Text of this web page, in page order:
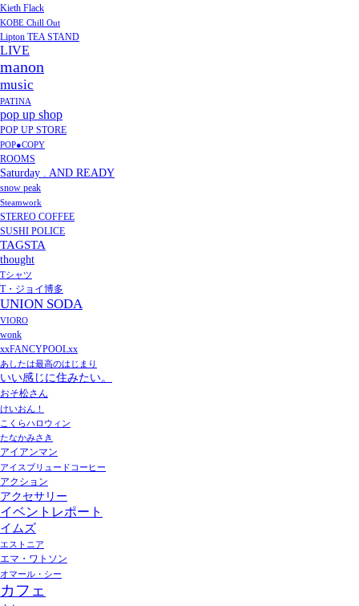
Kieth Flack
KOBE Chill Out
Lipton TEA STAND
LIVE
manon
music
PATINA
pop up shop
POP UP STORE
POP●COPY
ROOMS
Saturday . AND READY
snow peak
Steamwork
STEREO COFFEE
SUSHI POLICE
TAGSTA
thought
Tシャツ
T・ジョイ博多
UNION SODA
VIORO
wonk
xxFANCYPOOLxx
あしたは最高のはじまり
いい感じに住みたい。
おそ松さん
けいおん！
こくらハロウィン
たなかみさき
アイアンマン
アイスブリュードコーヒー
アクション
アクセサリー
イベントレポート
イムズ
エストニア
エマ・ワトソン
オマール・シー
カフェ